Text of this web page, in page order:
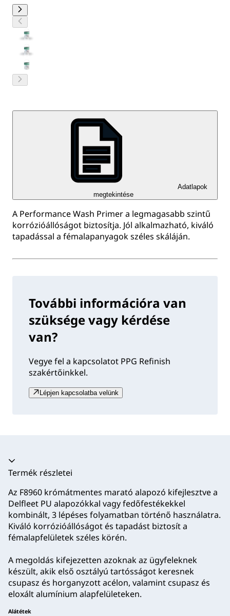
Adatlapok
megtekintése
A Performance Wash Primer a legmagasabb szintű
korrózióállóságot biztosítja. Jól alkalmazható, kiváló
tapadással a fémalapanyagok széles skáláján.
További információra van
szüksége vagy kérdése
van?
Vegye fel a kapcsolatot PPG Refinish
szakértőinkkel.
Lépjen kapcsolatba velünk
Akkordion összecsukva
Termék részletei
Az F8960 krómátmentes marató alapozó kifejlesztve a
Delfleet PU alapozókkal vagy fedőfestékekkel
kombinált, 3 lépéses folyamatban történő használatra.
Kiváló korrózióállóságot és tapadást biztosít a
fémalapfelületek széles körén.
A megoldás kifejezetten azoknak az ügyfeleknek
készült, akik első osztályú tartósságot keresnek
csupasz és horganyzott acélon, valamint csupasz és
eloxált alumínium alapfelületeken.
Alátétek